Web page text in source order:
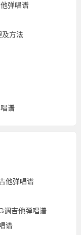
弹唱谱
方法
谱
他弹唱谱
调吉他弹唱谱
谱